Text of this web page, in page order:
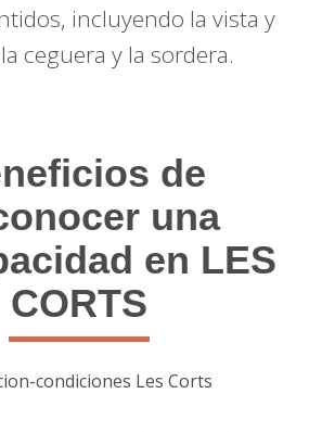
incluyendo la vista y
ceguera y la sordera.
de
una
en LES
CORTS